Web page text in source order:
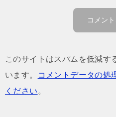
このサイトはスパムを低減す
います。
コメントデータの処
ください 。